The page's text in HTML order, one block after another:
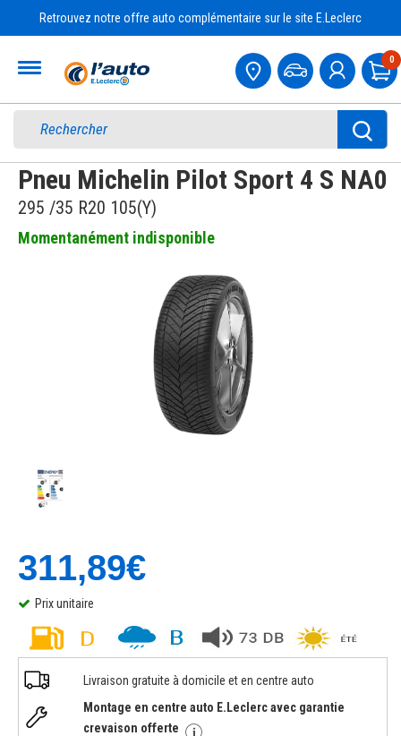
Retrouvez notre offre auto complémentaire sur le site E.Leclerc
0
Pneu Michelin Pilot Sport 4 S NA0
295 /35 R20 105(Y)
Momentanément indisponible
311,89€
Prix unitaire
Livraison gratuite à domicile et en centre auto
Montage en centre auto E.Leclerc avec garantie
crevaison offerte